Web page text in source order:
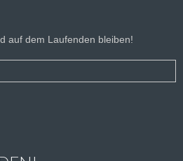
auf dem Laufenden bleiben!